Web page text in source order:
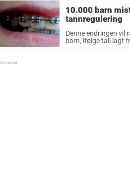
10.000 barn
tannregulering
Denne endringen vil
barn, ifølge tall lagt